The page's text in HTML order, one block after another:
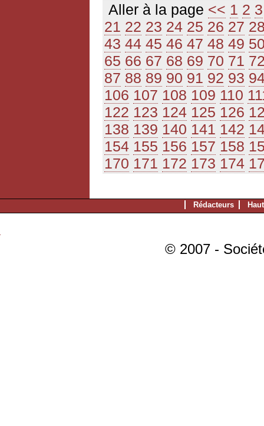
Aller à la page << 1 2 3
21 22 23 24 25 26 27
43 44 45 46 47 48 49
65 66 67 68 69 70 71
87 88 89 90 91 92 93
106 107 108 109 110
122 123 124 125 126
138 139 140 141 142
154 155 156 157 158
170 171 172 173 174
Rédacteurs
© 2007 -